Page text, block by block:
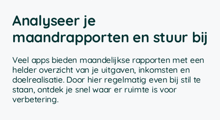
Analyseer je
maandrapporten en stuur bij
Veel apps bieden maandelijkse rapporten met een
helder overzicht van je uitgaven, inkomsten en
doelrealisatie. Door hier regelmatig even bij stil te
staan, ontdek je snel waar er ruimte is voor
verbetering.